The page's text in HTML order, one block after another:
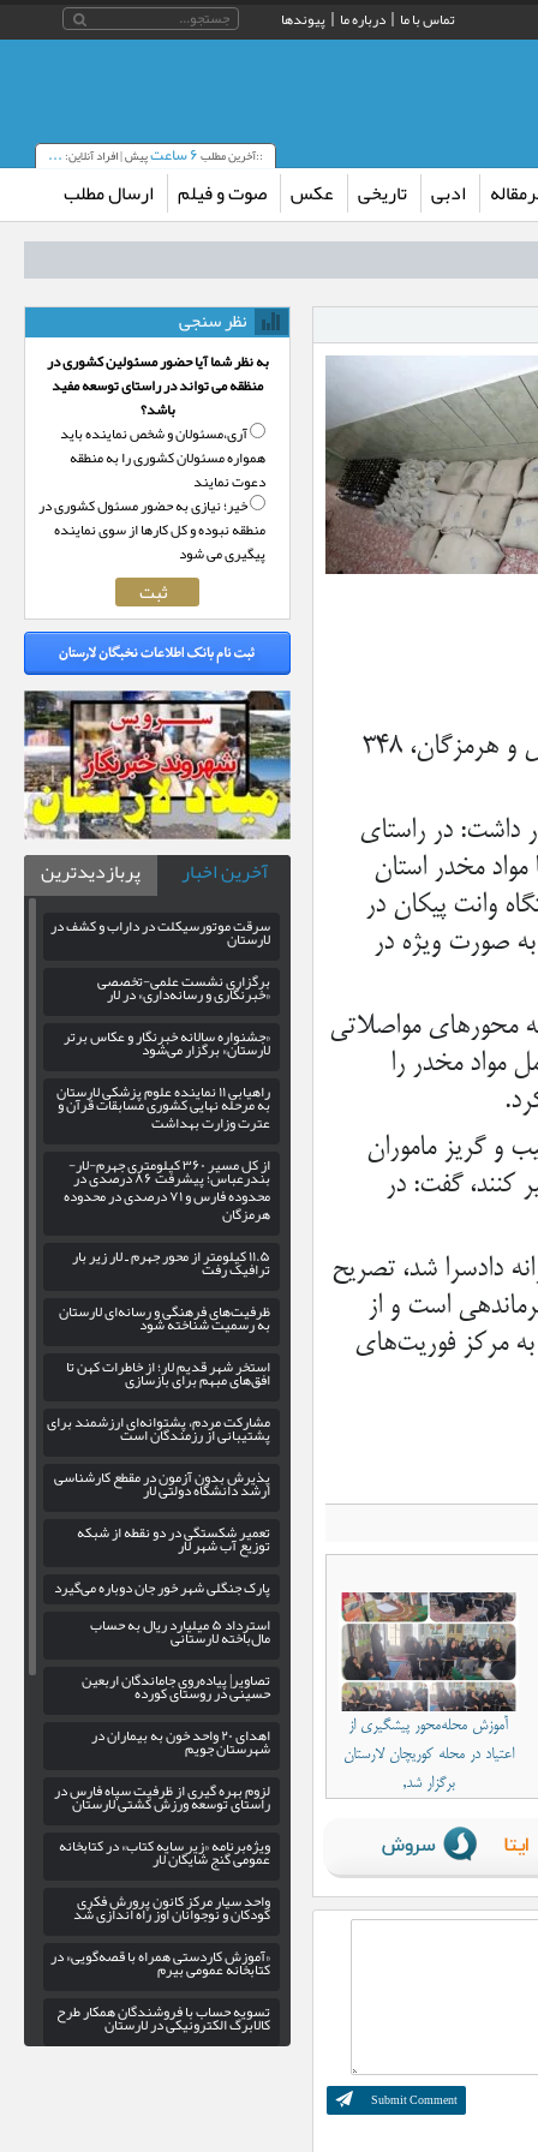
تماس با ما درباره ما پیوندها
::آخرین مطلب۶ ساعت پیش | افراد آنلاین:...
ادبی تاریخی عکس صوت و فیلم ارسال مطلب
فرمانده انتظامی استان فارس گفت: در عملیات مشترک پلیس فارس و هرمزگان، ۳۴۸
داشت: در راستای
مخدر استان
وانت پیکان در
صورت ویژه در
محورهای مواصلاتی
مواد مخدر را
و گریز ماموران
کنند، گفت: در
دادسرا شد، تصریح
است و از
مرکز فوریت‌های
آموزش محله‌محور پیشگیری از
اعتیاد در محله کوریچان لارستان
برگزار شد,
نظر سنجی
به نظر شما آیا حضور مسئولین کشوری در
منظقه می تواند در راستای توسعه مفید
باشد؟
آری،‌مسئولان و شخص نماینده باید
همواره مسئولان کشوری را به منطقه
دعوت نمایند
خیر؛‌ نیازی به حضور مسئول کشوری در
منطقه نبوده و کل کارها از سوی نماینده
پیگیری می شود
آخرین اخبار پربازدیدترین
سرقت موتورسیکلت در داراب و کشف در
لارستان
برگزاری نشست علمی-تخصصی
«خبرنگاری و رسانه‌داری» در لار
«جشنواره سالانه خبرنگار و عکاس برتر
لارستان» برگزار می‌شود
راهیابی ۱۱ نماینده علوم پزشکی لارستان
به مرحله نهایی کشوری مسابقات قرآن و
عترت وزارت بهداشت
از کل مسیر ۳۶۰ کیلومتری جهرم-لار-
بندرعباس؛ پیشرفت ۸۶ درصدی در
محدوده فارس و ۷۱ درصدی در محدوده هرمزگان
۱۱.۵ کیلومتر از محور جهرم ـ لار زیر بار
ترافیک رفت
ظرفیت‌های فرهنگی و رسانه‌ای لارستان
به رسمیت شناخته شود
استخر شهر قدیم لار؛ از خاطرات کهن تا
افق‌های مبهم برای بازسازی
مشارکت مردم، پشتوانه‌ای ارزشمند برای
پشتیبانی از رزمندگان است
پذیرش بدون آزمون در مقطع کارشناسی
ارشد دانشگاه دولتی لار
تعمیر شکستگی در دو نقطه از شبکه
توزیع آب شهر لار
پارک جنگلی شهر خور جان دوباره می‌گیرد
استرداد ۵ میلیارد ریال به حسابمال‌باخته لارستانی
تصاویر| پیاده‌روی جاماندگان اربعین
حسینی در روستای کورده
اهدای ۲۰ واحد خون به بیماران درشهرستان جویم
لزوم بهره‌ گیری از ظرفیت سپاه فارس در
راستای توسعه ورزش کشتی لارستان
ویژه‌برنامه «زیر سایه کتاب» در کتابخانه
عمومی گنج شایگان لار
واحد سیار مرکز کانون پرورش فکری
کودکان و نوجوانان اوز راه اندازی شد
«آموزش کاردستی همراه با قصه‌گویی» در
کتابخانه عمومی بیرم
تسویه حساب با فروشندگان همکار طرح
کالابرگ الکترونیکی در لارستان